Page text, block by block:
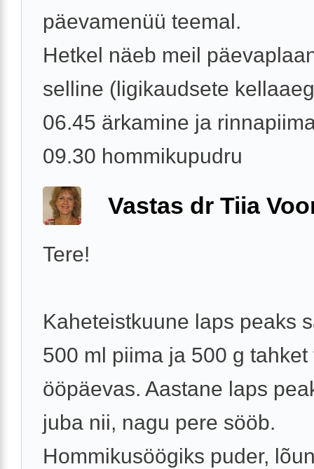
päevamenüü teemal.
Hetkel näeb meil
selline (ligikaudsete
06.45 ärkamine ja
09.30 hommikupudru
Vastas dr Tiia
Tere!
Kaheteistkuune laps peaks
500 ml piima ja 500 g tahket
ööpäevas. Aastane laps
juba nii, nagu pere sööb.
Hommikusöögiks puder,